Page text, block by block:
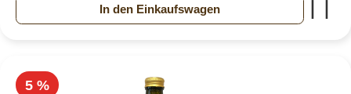
In den Einkaufswagen
5 %